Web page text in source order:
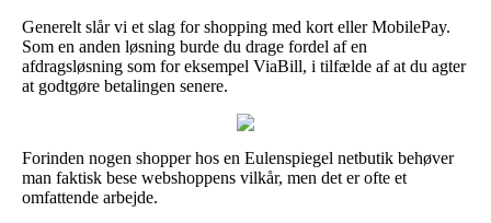
Generelt slår vi et slag for shopping med kort eller MobilePay.
Som en anden løsning burde du drage fordel af en
afdragsløsning som for eksempel ViaBill, i tilfælde af at du agter
at godtgøre betalingen senere.
Forinden nogen shopper hos en Eulenspiegel netbutik behøver
man faktisk bese webshoppens vilkår, men det er ofte et
omfattende arbejde.